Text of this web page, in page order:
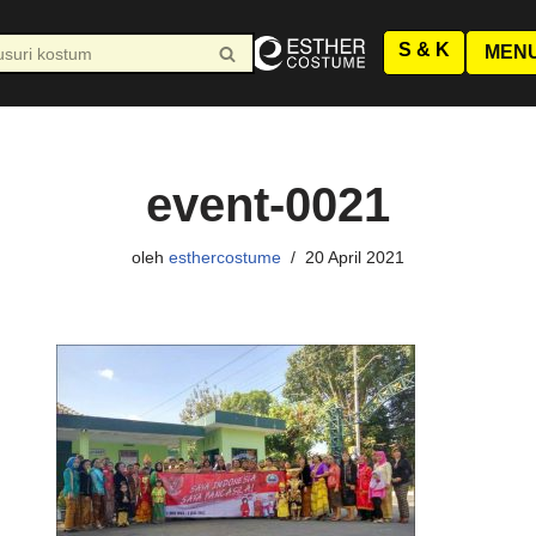
S & K
event-0021
oleh esthercostume 20 April 2021
JAM KERJA AGUSTUS
Senin-Jumat : 10.00-19.00 WIB
Sabtu : 10.00-17.00 WIB